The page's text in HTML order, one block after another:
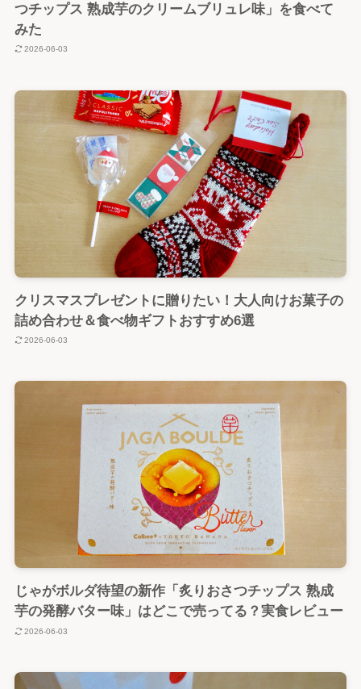
つチップス 熟成芋のクリームブリュレ味」を食べて
みた
2026-06-03
クリスマスプレゼントに贈りたい！大人向けお菓子の
詰め合わせ＆食べ物ギフトおすすめ6選
2026-06-03
じゃがボルダ待望の新作「炙りおさつチップス 熟成
芋の発酵バター味」はどこで売ってる？実食レビュー
2026-06-03